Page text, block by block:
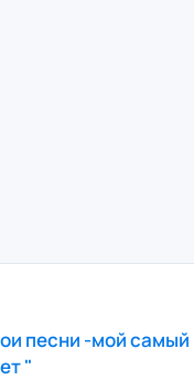
песни -мой самый
"